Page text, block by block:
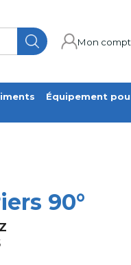
Mon
Équipement
90°